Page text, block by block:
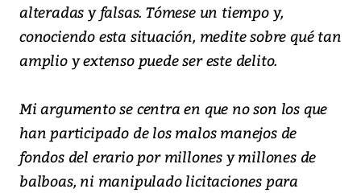
alteradas y falsas. Tómese un tiempo y,
conociendo esta situación, medite sobre qué tan
amplio y extenso puede ser este delito.
Mi argumento se centra en que no son los que
han participado de los malos manejos de
fondos del erario por millones y millones de
balboas, ni manipulado licitaciones para